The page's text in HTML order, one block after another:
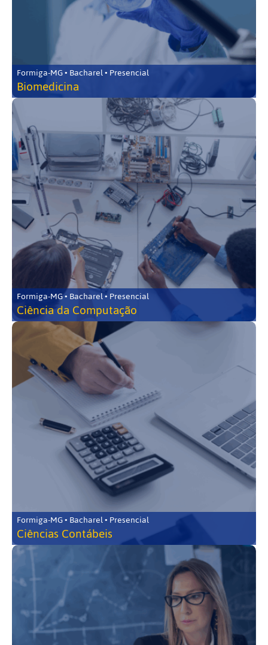
Formiga-MG • Bacharel • Presencial
Biomedicina
Formiga-MG • Bacharel • Presencial
Ciência da Computação
Formiga-MG • Bacharel • Presencial
Ciências Contábeis